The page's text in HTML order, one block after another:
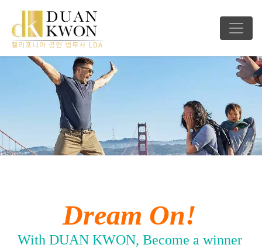
Dream On!
With DUAN KWON, Become a winner